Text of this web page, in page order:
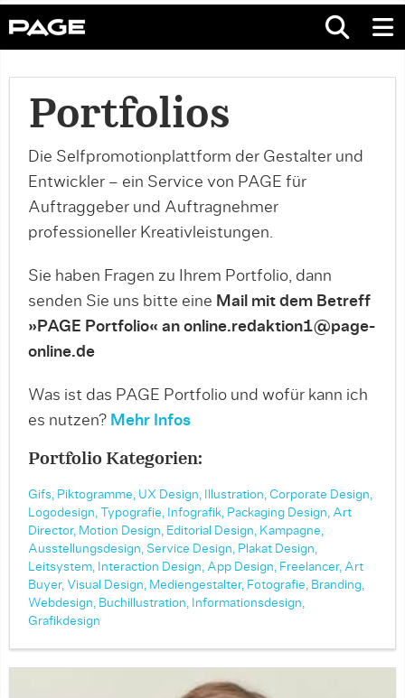
Portfolios
Die Selfpromotionplattform der Gestalter und
Entwickler – ein Service von PAGE für
Auftraggeber und Auftragnehmer
professioneller Kreativleistungen.
Sie haben Fragen zu Ihrem Portfolio, dann
senden Sie uns bitte eine Mail mit dem Betreff
»PAGE Portfolio« an online.redaktion1@page-
online.de
Was ist das PAGE Portfolio und wofür kann ich
es nutzen? Mehr Infos
Portfolio Kategorien:
Gifs, Piktogramme, UX Design, Illustration, Corporate Design,
Logodesign,
Typografie, Infografik, Packaging Design, Art
Director, Motion Design, Editorial Design, Kampagne,
Ausstellungsdesign, Service Design, Plakat Design,
Leitsystem, Interaction Design, App Design, Freelancer, Art
Buyer, Visual Design, Mediengestalter, Fotografie, Branding,
Webdesign, Buchillustration, Informationsdesign,
Grafikdesign